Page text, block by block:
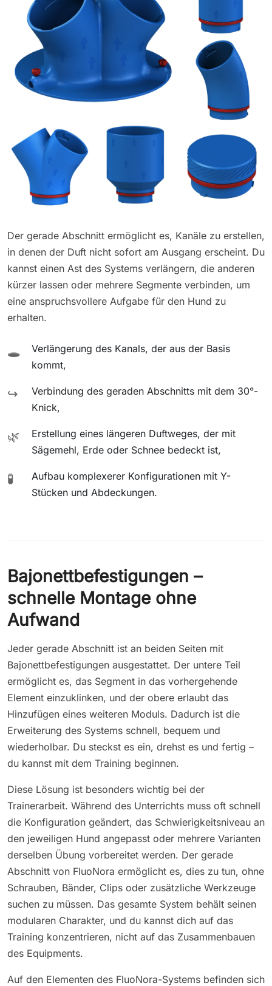
Der gerade Abschnitt ermöglicht es, Kanäle zu erstellen,
in denen der Duft nicht sofort am Ausgang erscheint. Du
kannst einen Ast des Systems verlängern, die anderen
kürzer lassen oder mehrere Segmente verbinden, um
eine anspruchsvollere Aufgabe für den Hund zu
erhalten.
🕳️
Verlängerung des Kanals, der aus der Basis
kommt,
↪️
Verbindung des geraden Abschnitts mit dem 30°-
Knick,
🌿
Erstellung eines längeren Duftweges, der mit
Sägemehl, Erde oder Schnee bedeckt ist,
🧪
Aufbau komplexerer Konfigurationen mit Y-
Stücken und Abdeckungen.
Bajonettbefestigungen –
schnelle Montage ohne
Aufwand
Jeder gerade Abschnitt ist an beiden Seiten mit
Bajonettbefestigungen ausgestattet. Der untere Teil
ermöglicht es, das Segment in das vorhergehende
Element einzuklinken, und der obere erlaubt das
Hinzufügen eines weiteren Moduls. Dadurch ist die
Erweiterung des Systems schnell, bequem und
wiederholbar. Du steckst es ein, drehst es und fertig –
du kannst mit dem Training beginnen.
Diese Lösung ist besonders wichtig bei der
Trainerarbeit. Während des Unterrichts muss oft schnell
die Konfiguration geändert, das Schwierigkeitsniveau an
den jeweiligen Hund angepasst oder mehrere Varianten
derselben Übung vorbereitet werden. Der gerade
Abschnitt von FluoNora ermöglicht es, dies zu tun, ohne
Schrauben, Bänder, Clips oder zusätzliche Werkzeuge
suchen zu müssen. Das gesamte System behält seinen
modularen Charakter, und du kannst dich auf das
Training konzentrieren, nicht auf das Zusammenbauen
des Equipments.
Auf den Elementen des FluoNora-Systems befinden sich